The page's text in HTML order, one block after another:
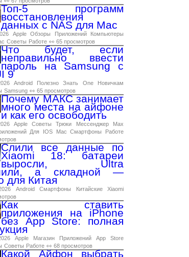
Топ-5 программ
восстановления
данных с NAS для Mac
Apple Обзоры Приложений
Компьютеры
Советы Работе 👀 65 просмотров
Что будет, если
неправильно ввести
пароль на Samsung с
9
Android Полезно Знать One
Новичкам
Samsung 👀 65 просмотров
Почему МАКС занимает
много места на айфоне
и как его освободить
Apple Советы Трюки Мессенджер
Max
Для IOS Mac Смартфоны
Работе
Слили все данные по
Xiaomi 18: батареи
выросли, Ultra
а складной —
для Китая
Android Смартфоны Китайские
Xiaomi
Как ставить
приложения на iPhone
без App Store: полная
Apple Магазин Приложений App
Store
Советы Работе 👀 68 просмотров
Какой Айфон выбрать